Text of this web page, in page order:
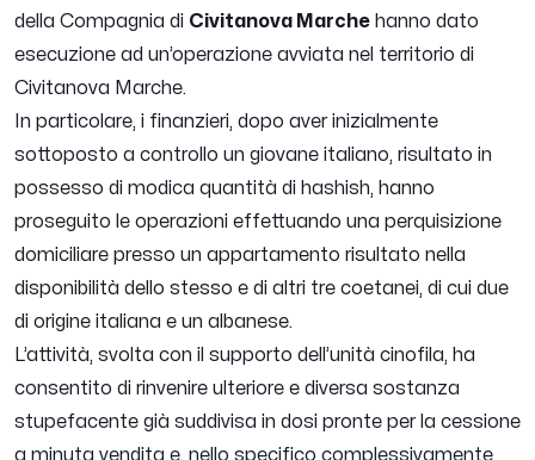
della Compagnia di Civitanova Marche hanno dato
esecuzione ad un’operazione avviata nel territorio di
Civitanova Marche.
In particolare, i finanzieri, dopo aver inizialmente
sottoposto a controllo un giovane italiano, risultato in
possesso di modica quantità di hashish, hanno
proseguito le operazioni effettuando una perquisizione
domiciliare presso un appartamento risultato nella
disponibilità dello stesso e di altri tre coetanei, di cui due
di origine italiana e un albanese.
L’attività, svolta con il supporto dell’unità cinofila, ha
consentito di rinvenire ulteriore e diversa sostanza
stupefacente già suddivisa in dosi pronte per la cessione
a minuta vendita e, nello specifico complessivamente